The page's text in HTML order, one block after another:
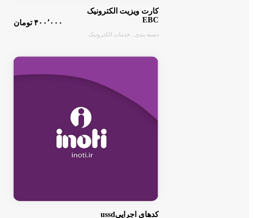
کارت ویزیت الکترونیک
EBC
دسته بندی : خدمات الکترونیک
۴۰۰٬۰۰۰ تومان
کدهای اجراییussd